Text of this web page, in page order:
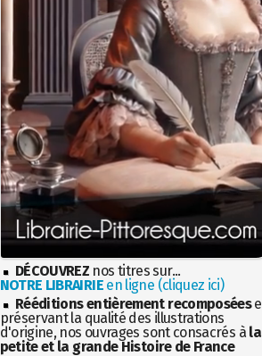
DÉCOUVREZ nos titres sur...
NOTRE LIBRAIRIEen ligne (cliquez ici)
Rééditions entièrement recomposées
préservant la qualité des illustrations
d'origine, nos ouvrages sont consacrés à la
petite et la grande Histoire de France